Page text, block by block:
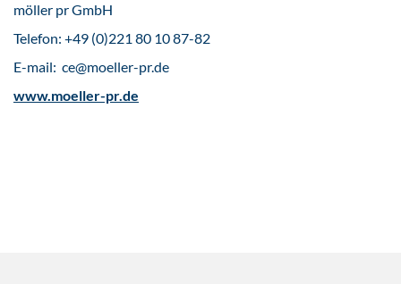
möller pr GmbH
Telefon: +49 (0)221 80 10 87-82
E-mail: ce@moeller-pr.de
www.moeller-pr.de